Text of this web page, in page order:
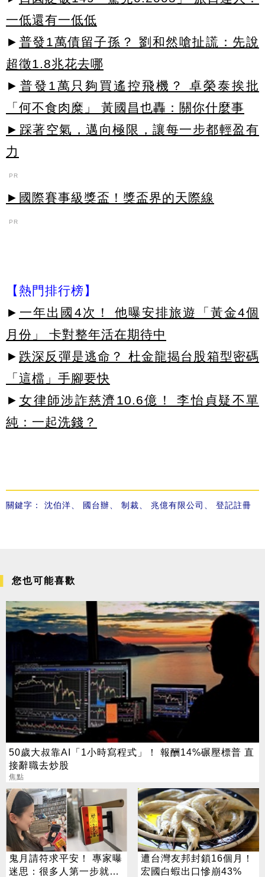
一低還有一低低
► 普發1萬債留子孫？ 劉和然嗆扯謊：先說
超徵1.8兆花去哪
► 普發1萬只夠買遙控飛機？ 卓榮泰挨批
「何不食肉糜」 黃國昌也轟：關你什麼事
►踩著空氣，邁向極限，讓每一步都輕盈有
力
PR
►國際賽事級獎盃！獎盃界的天際線
PR
【熱門排行榜】
► 一年出國4次！ 他曝安排旅遊「黃金4個
月份」 卡對整年活在期待中
► 跌深反彈是逃命？ 杜金龍揭台股箱型密碼
「這檔」手腳要快
► 女律師涉詐慈濟10.6億！ 李怡貞疑不單
純：一起洗錢？
關鍵字： 沈伯洋 國台辦 制裁 兆億有限公司 登記註冊
您也可能喜歡
50歲大叔靠AI「1小時寫程式」！ 報酬14%碾壓標普 直
接辭職去炒股
焦點
鬼月請符求平安！ 專家曝
迷思：很多人第一步就做
遭台灣友邦封鎖16個月！
宏國白蝦出口慘崩43%